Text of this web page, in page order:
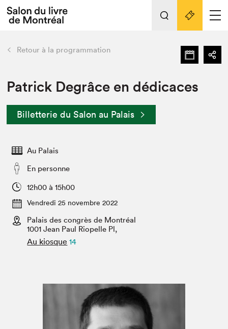
Espace exposant⋅e⋅s
Espace enseignant·e·s
Espace médias
L'événement
Préparer sa visite au Salon
Actualités
SLM PRO
retour Nos activités
Préparer sa visite
Salon dans la ville et en ligne
Projets partenaires
Liens pratiques
Retour à la programmation
Patrick Degrâce en dédicaces
Billetterie du Salon au Palais
Au Palais
En personne
12h00 à 15h00
Vendredi 25 novembre 2022
Palais des congrès de Montréal
1001 Jean Paul Riopelle Pl,
Au kiosque 14